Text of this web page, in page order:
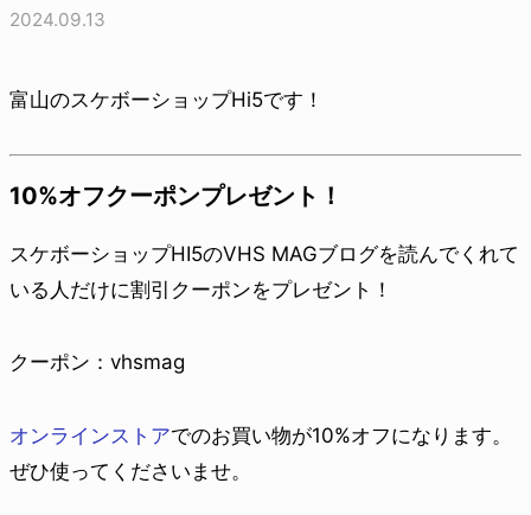
2024.09.13
富山のスケボーショップHi5です！
10%オフクーポンプレゼント！
スケボーショップHI5のVHS MAGブログを読んでくれて
いる人だけに割引クーポンをプレゼント！
クーポン：vhsmag
オンラインストアでのお買い物が10%オフになります。
ぜひ使ってくださいませ。